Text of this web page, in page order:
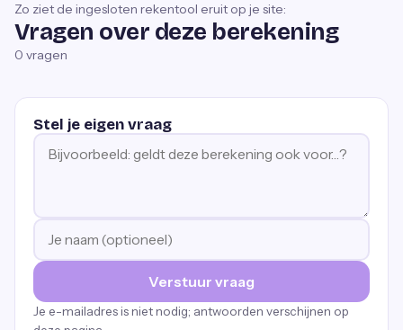
Zo ziet de ingesloten rekentool eruit op je site:
Vragen over deze berekening
0 vragen
Stel je eigen vraag
Verstuur vraag
Je e-mailadres is niet nodig; antwoorden verschijnen op